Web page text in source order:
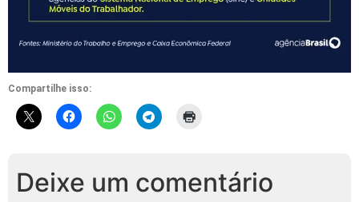
Compartilhe isso:
Deixe um comentário